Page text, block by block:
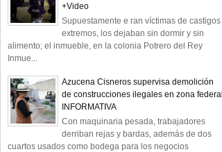
+Video
Supuestamente e ran víctimas de castigos
extremos, los dejaban sin dormir y sin
alimento; el inmueble, en la colonia Potrero del Rey
Inmue...
Azucena Cisneros supervisa demolición
de construcciones ilegales en zona federal
INFORMATIVA
Con maquinaria pesada, trabajadores
derriban rejas y bardas, además de dos
cuartos usados como bodega para los negocios